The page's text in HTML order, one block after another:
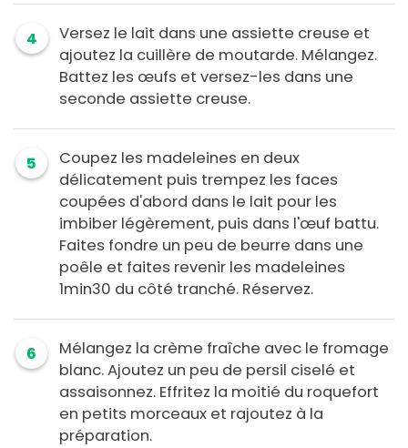
4
Versez le lait dans une assiette creuse et
ajoutez la cuillère de moutarde. Mélangez.
Battez les œufs et versez-les dans une
seconde assiette creuse.
5
Coupez les madeleines en deux
délicatement puis trempez les faces
coupées d'abord dans le lait pour les
imbiber légèrement, puis dans l'œuf battu.
Faites fondre un peu de beurre dans une
poêle et faites revenir les madeleines
1min30 du côté tranché. Réservez.
6
Mélangez la crème fraîche avec le fromage
blanc. Ajoutez un peu de persil ciselé et
assaisonnez. Effritez la moitié du roquefort
en petits morceaux et rajoutez à la
préparation.